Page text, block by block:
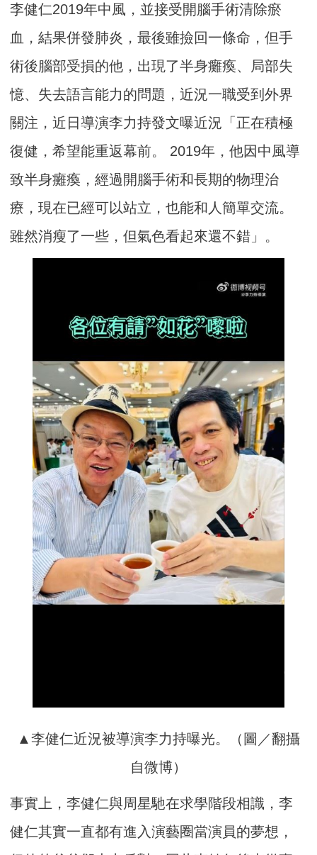
李健仁2019年中風，並接受開腦手術清除瘀
血，結果併發肺炎，最後雖撿回一條命，但手
術後腦部受損的他，出現了半身癱瘓、局部失
憶、失去語言能力的問題，近況一職受到外界
關注，近日導演李力持發文曝近況「正在積極
復健，希望能重返幕前。 2019年，他因中風導
致半身癱瘓，經過開腦手術和長期的物理治
療，現在已經可以站立，也能和人簡單交流。
雖然消瘦了一些，但氣色看起來還不錯」。
▲李健仁近況被導演李力持曝光。（圖／翻攝
自微博）
事實上，李健仁與周星馳在求學階段相識，李
健仁其實一直都有進入演藝圈當演員的夢想，